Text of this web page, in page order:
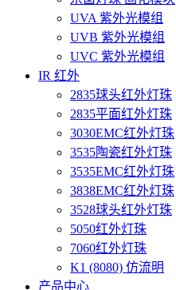
UVA 紫外光模组
UVB 紫外光模组
UVC 紫外光模组
IR 红外
2835球头红外灯珠
2835平面红外灯珠
3030EMC红外灯珠
3535陶瓷红外灯珠
3535EMC红外灯珠
3838EMC红外灯珠
3528球头红外灯珠
5050红外灯珠
7060红外灯珠
K1 (8080) 仿流明
产品中心